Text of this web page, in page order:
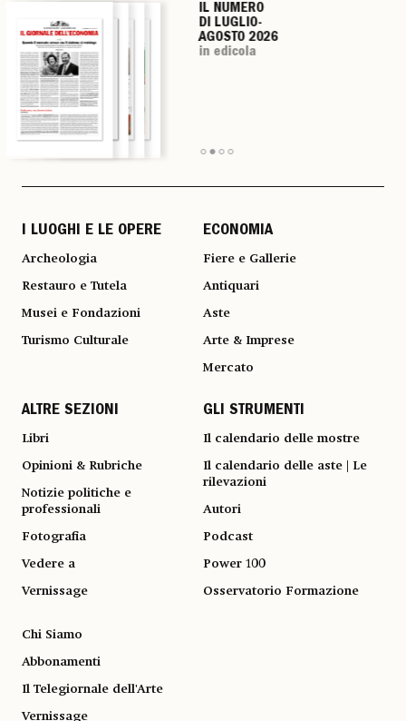
IL NUMERO
DI LUGLIO-
AGOSTO 2026
in edicola
IL NUMERO
DI LUGLIO-
AGOSTO 2026
in edicola
IL NUMERO
DI LUGLIO-
AGOSTO 2026
in edicola
IL NUMERO
DI LUGLIO-
AGOSTO 2026
in edicola
I LUOGHI E LE OPERE
Archeologia
Restauro e Tutela
Musei e Fondazioni
Turismo Culturale
ECONOMIA
Fiere e Gallerie
Antiquari
Aste
Arte & Imprese
Mercato
ALTRE SEZIONI
Libri
Opinioni & Rubriche
Notizie politiche e
professionali
Fotografia
Vedere a
Vernissage
GLI STRUMENTI
Il calendario delle mostre
Il calendario delle aste | Le
rilevazioni
Autori
Podcast
Power 100
Osservatorio Formazione
Chi Siamo
Abbonamenti
Il Telegiornale dell'Arte
Vernissage